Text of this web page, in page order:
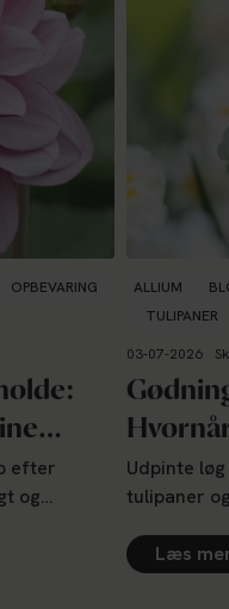
OPBEVARING
efter
og
ALLIUM
TULIPANER
03-07-2026
Udpinte
tulipaner
kalium
Læs